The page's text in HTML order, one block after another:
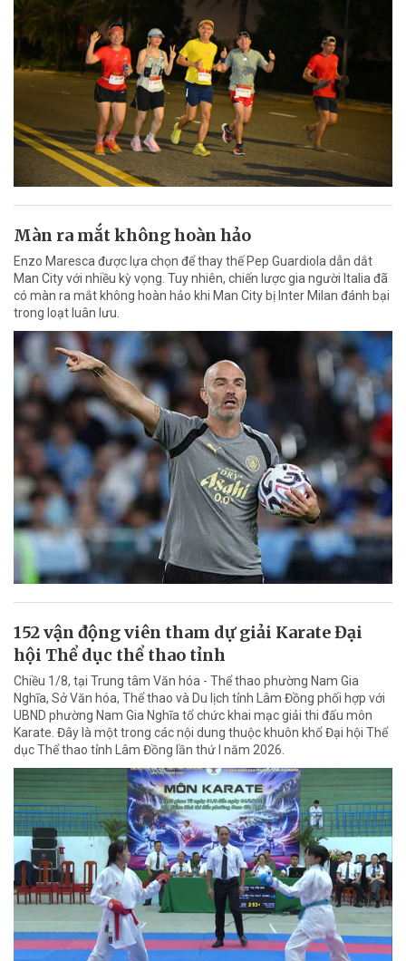
Màn ra mắt không hoàn hảo
Enzo Maresca được lựa chọn để thay thế Pep Guardiola dẫn dắt
Man City với nhiều kỳ vọng. Tuy nhiên, chiến lược gia người Italia đã
có màn ra mắt không hoàn hảo khi Man City bị Inter Milan đánh bại
trong loạt luân lưu.
152 vận động viên tham dự giải Karate Đại
hội Thể dục thể thao tỉnh
Chiều 1/8, tại Trung tâm Văn hóa - Thể thao phường Nam Gia
Nghĩa, Sở Văn hóa, Thể thao và Du lịch tỉnh Lâm Đồng phối hợp với
UBND phường Nam Gia Nghĩa tổ chức khai mạc giải thi đấu môn
Karate. Đây là một trong các nội dung thuộc khuôn khổ Đại hội Thể
dục Thể thao tỉnh Lâm Đồng lần thứ I năm 2026.